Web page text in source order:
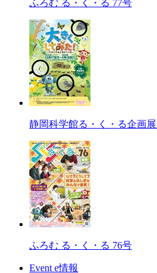
ふろむ る・く・る 77号
静岡科学館る・く・る企画
ふろむ る・く・る 76号
Event e情報